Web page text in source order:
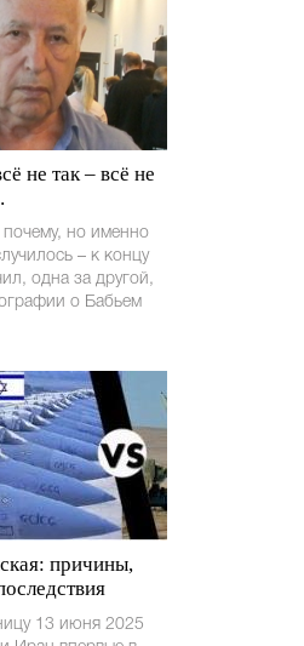
не так – всё не
но именно
– к концу
одна за другой,
о Бабьем
причины,
13 июня 2025